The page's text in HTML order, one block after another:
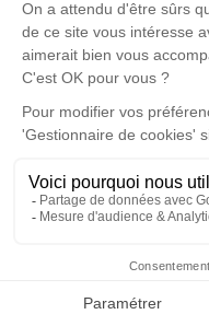
Faire-part
KEUVREUX.
Un service de
disponible ici.
Cérémonie
Église Saint
57310 Guénange